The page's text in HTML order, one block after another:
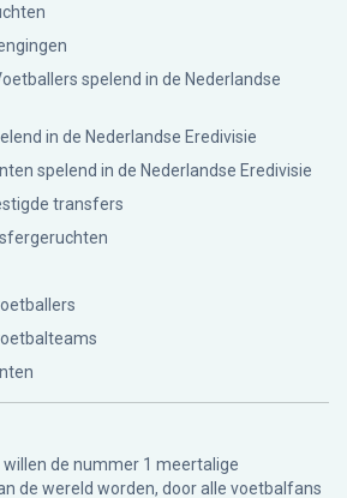
spelend in de Nederlandse
in de Nederlandse Eredivisie
spelend in de Nederlandse Eredivisie
transfers
willen de nummer 1 meertalige
de wereld worden, door alle voetbalfans